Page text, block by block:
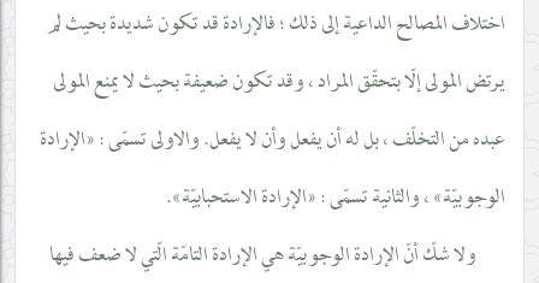
اختلاف المصالح الداعية إلى ذلك ؛ فالإرادة قد تكون شديدة بحيث لم
يرتض المولى إلّا بتحقّق المراد ، وقد تكون ضعيفة بحيث لا يمنع المولى
عبده من التخلّف ، بل له أن يفعل وأن لا يفعل. والاولى تسمّى : «الإرادة
الوجوبيّة» ، والثانية تسمّى : «الإرادة الاستحبابيّة».
ولا شكّ أنّ الإرادة الوجوبيّة هي الإرادة التامّة الّتي لا ضعف فيها